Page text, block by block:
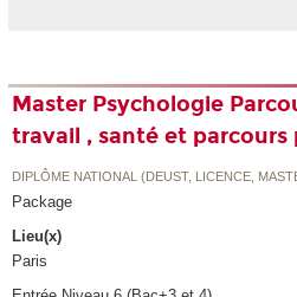
Master Psychologie
travail , santé et parcours
DIPLÔME NATIONAL (DEUST, LICENCE,
Package
Lieu(x)
Paris